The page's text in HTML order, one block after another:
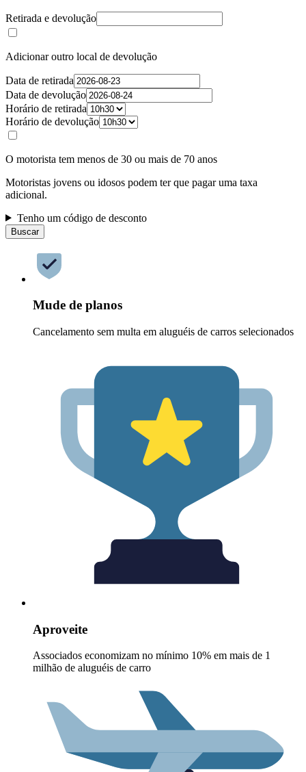
Retirada e devolução
Adicionar outro local de devolução
Data de retirada
Data de devolução
Horário de retirada
Horário de devolução
O motorista tem menos de 30 ou mais de 70 anos
Motoristas jovens ou idosos podem ter que pagar uma taxa
adicional.
Tenho um código de desconto
Buscar
Mude de planos
Cancelamento sem multa em aluguéis de carros selecionados
Aproveite
Associados economizam no mínimo 10% em mais de 1
milhão de aluguéis de carro